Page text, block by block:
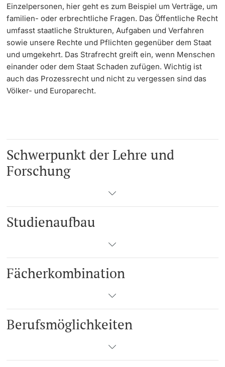
Language Center
Learning Spaces
University Library Basel
Lernbörse
Einzelpersonen, hier geht es zum Beispiel um Verträge, um
familien- oder erbrechtliche Fragen. Das Öffentliche Recht
umfasst staatliche Strukturen, Aufgaben und Verfahren
sowie unsere Rechte und Pflichten gegenüber dem Staat
und umgekehrt. Das Strafrecht greift ein, wenn Menschen
einander oder dem Staat Schaden zufügen. Wichtig ist
auch das Prozessrecht und nicht zu vergessen sind das
Völker- und Europarecht.
Schwerpunkt der Lehre und
Forschung
Studienaufbau
Fächerkombination
Berufsmöglichkeiten